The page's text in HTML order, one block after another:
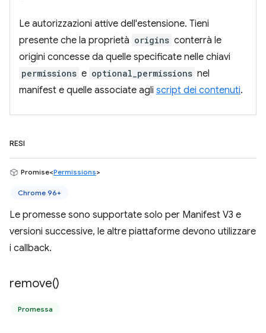
Le autorizzazioni attive dell'estensione. Tieni
presente che la proprietà origins conterrà le
origini concesse da quelle specificate nelle chiavi
permissions e optional_permissions nel
manifest e quelle associate agli script dei contenuti.
RESI
Promise<Permissions>
Chrome 96+
Le promesse sono supportate solo per Manifest V3 e
versioni successive, le altre piattaforme devono utilizzare
i callback.
remove()
Promessa